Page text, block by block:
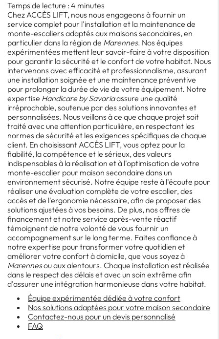
Temps de lecture : 4 minutes
Chez ACCÈS LIFT, nous nous engageons à fournir un
service complet pour l'installation et la maintenance de
monte-escaliers adaptés aux maisons secondaires, en
particulier dans la région de Marennes. Nos équipes
expérimentées mettent leur savoir-faire à votre disposition
pour garantir la sécurité et le confort de votre habitat. Nous
intervenons avec efficacité et professionnalisme, assurant
une installation soignée et une maintenance préventive
pour prolonger la durée de vie de votre équipement. Notre
expertise Handicare by Savariaassure une qualité
irréprochable, soutenue par des solutions innovantes et
personnalisées. Nous veillons à ce que chaque projet soit
traité avec une attention particulière, en respectant les
normes de sécurité et les exigences spécifiques de chaque
client. En choisissant ACCÈS LIFT, vous optez pour la
fiabilité, la compétence et le sérieux, des valeurs
indispensables à la réalisation et à l'optimisation de votre
monte-escalier pour maison secondaire dans un
environnement sécurisé. Notre équipe reste à l'écoute pour
réaliser une évaluation complète de votre escalier, des
accès et de l'ergonomie nécessaire, afin de proposer des
solutions ajustées à vos besoins. De plus, nos offres de
financement et notre service après-vente réactif
témoignent de notre volonté de vous fournir un
accompagnement sur le long terme. Faites confiance à
notre expertise pour transformer votre quotidien et
améliorer votre confort à domicile, que vous soyez à
Marennesou aux alentours. Chaque installation est réalisée
dans le respect des délais et avec un soin extrême afin
d'assurer une intégration harmonieuse dans votre habitat.
Équipe expérimentée dédiée à votre confort
Nos solutions adaptées pour votre maison secondaire
Contactez-nous pour un devis personnalisé
FAQ